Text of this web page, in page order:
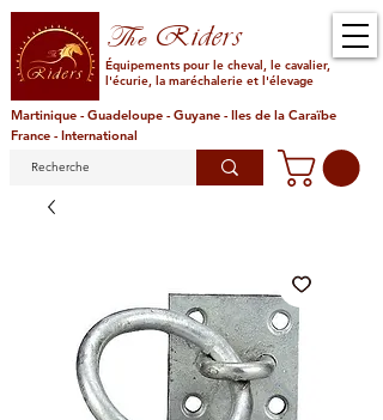
TheRiders
Équipements pour le cheval, le cavalier,
l'écurie, la maréchalerie et l'élevage
Martinique - Guadeloupe - Guyane - Iles de la Caraïbe
France - International